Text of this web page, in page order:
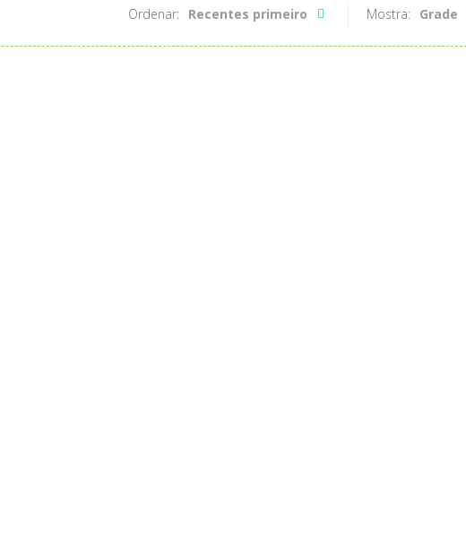
Mostra: Grade
Ordenar: Recentes primeiro